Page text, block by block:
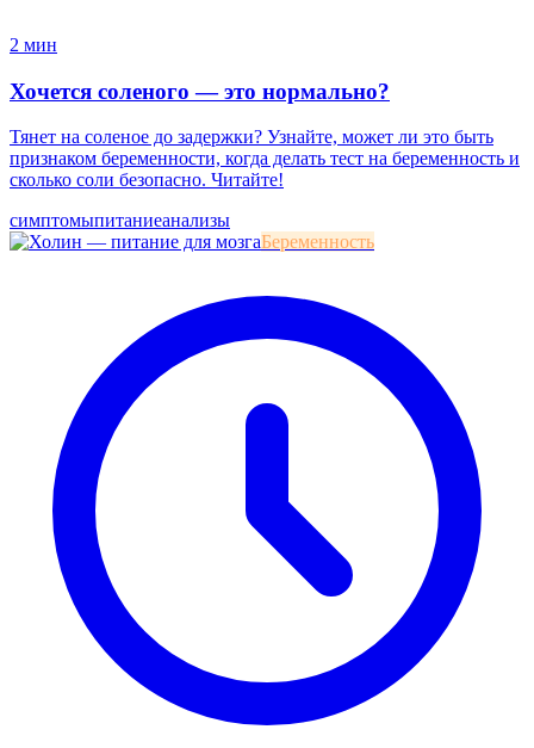
2 мин
Хочется соленого — это нормально?
Тянет на соленое до задержки? Узнайте, может ли это быть
признаком беременности, когда делать тест на беременность и
сколько соли безопасно. Читайте!
симптомыпитаниеанализы
Беременность